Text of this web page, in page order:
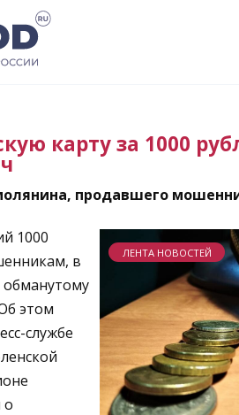
карту за 1000
продавшего
ЛЕНТА НОВОСТЕЙ
1000
в
обманутому
этом
службе
о